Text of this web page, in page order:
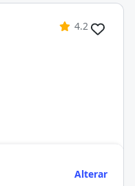
4.2
Alterar